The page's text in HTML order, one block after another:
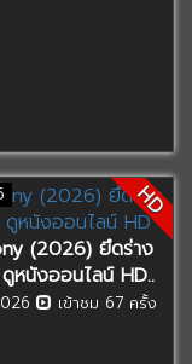
HD
(2026) ยึดร่าง
หนังออนไลน์ HD..
เข้าชม 67 ครั้ง